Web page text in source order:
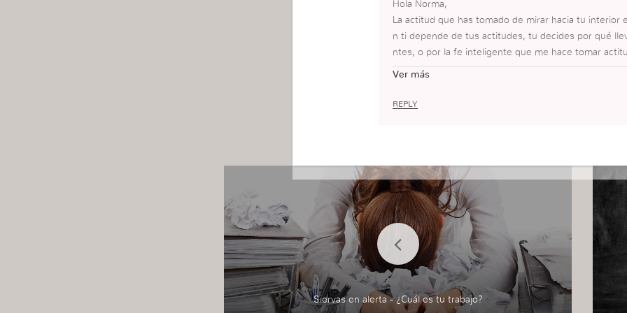
Hola Norma,
La actitud que has tomado de mirar hacia tu interior
n ti depende de tus actitudes, tu decides por qué
ntes, o por la fe inteligente que me hace tomar
que te falta cumplir con algo que has ofrecido a Dios,
s servir a Dios, acércate al pastor o la esposa de la
dos. Dios es contigo.
Colaboradora del Blog
Ver más
REPLY
Siervas en alerta - ¿Cuál es tu trabajo?